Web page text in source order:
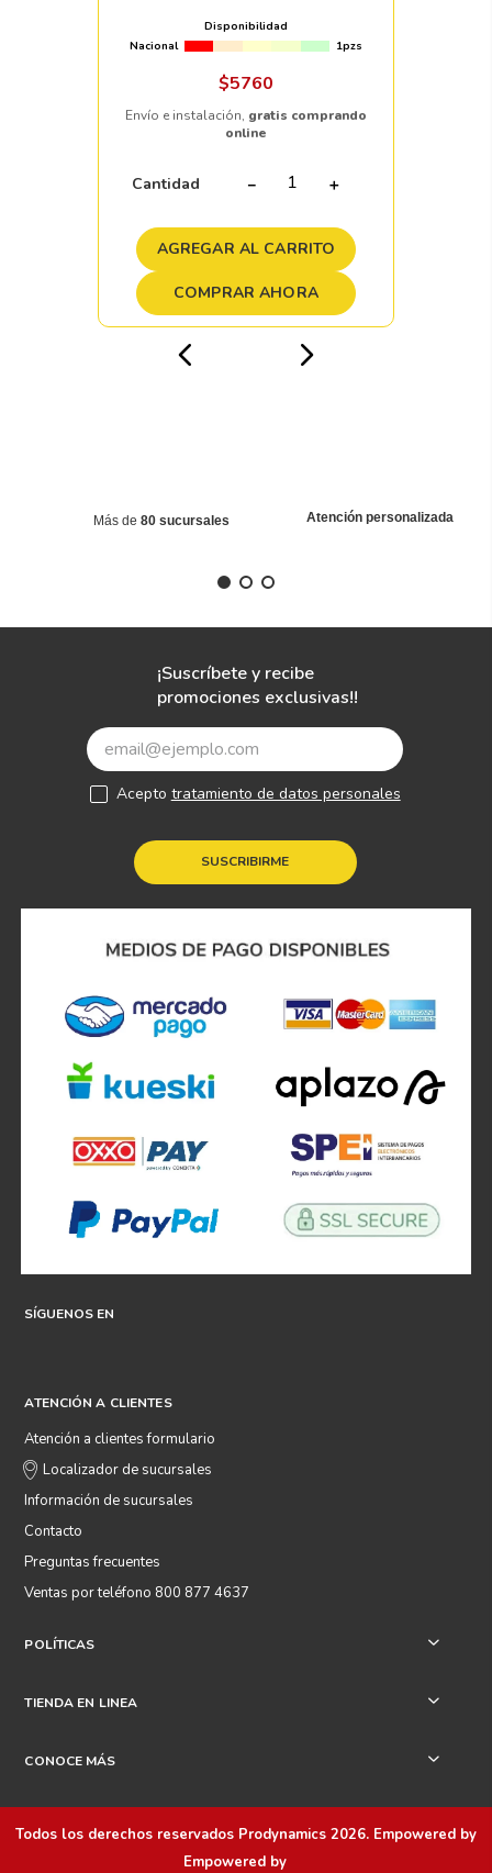
Disponibilidad
Nacional
1pzs
$5760
Envío e instalación, gratis comprando
online
Cantidad ＋
－
AGREGAR AL CARRITO
COMPRAR AHORA
Más de 80 sucursales Atención personalizada
¡Suscríbete y recibe
promociones exclusivas!!
SUSCRIBIRME
Acepto tratamiento de datos personales
SÍGUENOS EN
ATENCIÓN A CLIENTES
Atención a clientes formulario
Localizador de sucursales
Información de sucursales
Contacto
Preguntas frecuentes
Ventas por teléfono 800 877 4637
POLÍTICAS +
TIENDA EN LINEA +
CONOCE MÁS +
Todos los derechos reservados Prodynamics 2026. Empowered by
Empowered by